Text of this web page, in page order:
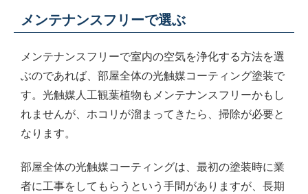
メンテナンスフリーで選ぶ
メンテナンスフリーで室内の空気を浄化する方法を選
ぶのであれば、部屋全体の光触媒コーティング塗装で
す。光触媒人工観葉植物もメンテナンスフリーかもし
れませんが、ホコリが溜まってきたら、掃除が必要と
なります。
部屋全体の光触媒コーティングは、最初の塗装時に業
者に工事をしてもらうという手間がありますが、長期